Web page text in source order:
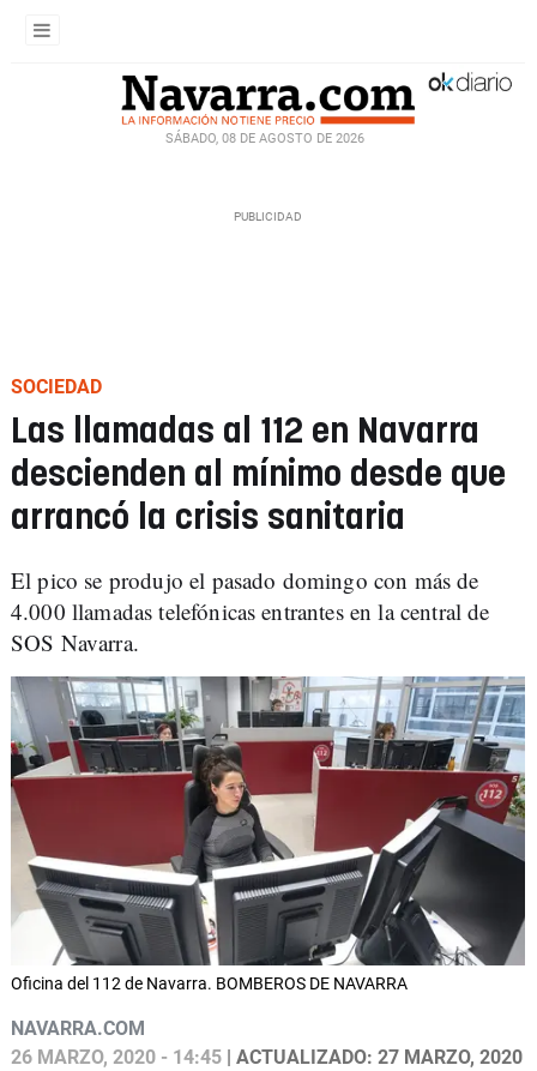
SÁBADO, 08 DE AGOSTO DE 2026
SOCIEDAD
Las llamadas al 112 en Navarra
descienden al mínimo desde que
arrancó la crisis sanitaria
El pico se produjo el pasado domingo con más de
4.000 llamadas telefónicas entrantes en la central de
SOS Navarra.
Oficina del 112 de Navarra. BOMBEROS DE NAVARRA
NAVARRA.COM
26 MARZO, 2020 - 14:45 | ACTUALIZADO: 27 MARZO, 2020